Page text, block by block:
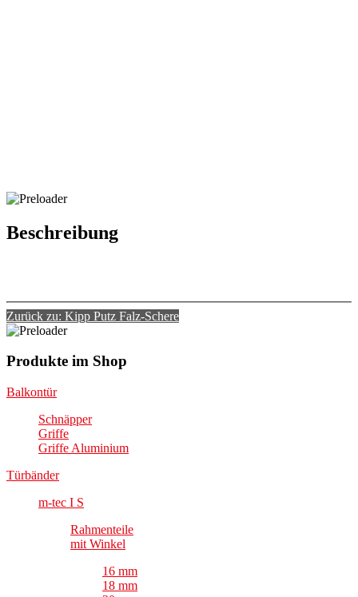
Beschreibung
Zurück zu: Kipp Putz Falz-Schere
Produkte im Shop
Balkontür
Schnäpper
Griffe
Griffe Aluminium
Türbänder
m-tec I S
Rahmenteile
mit Winkel
16 mm
18 mm